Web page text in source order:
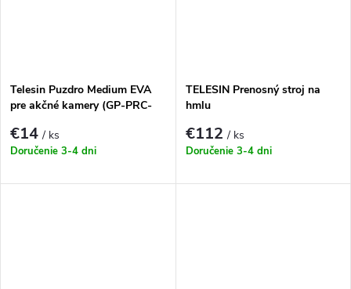
Telesin Puzdro Medium EVA
pre akčné kamery (GP-PRC-
€14/ ks
Doručenie 3-4 dni
TELESIN Prenosný stroj na
hmlu
€112/ ks
Doručenie 3-4 dni